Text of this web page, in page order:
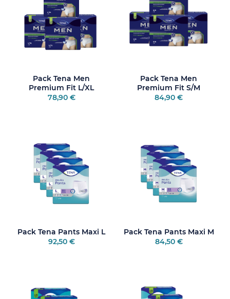
Pack Tena Men
Premium Fit L/XL
78,90 €
Pack Tena Men
Premium Fit S/M
84,90 €
Pack Tena Pants Maxi L
92,50 €
Pack Tena Pants Maxi M
84,50 €